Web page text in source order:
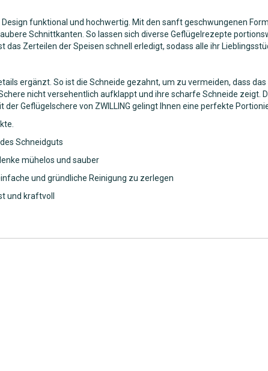
Design funktional und hochwertig. Mit den sanft geschwungenen
Schnittkanten. So lassen sich diverse Geflügelrezepte
Zerteilen der Speisen schnell erledigt, sodass alle ihr
ergänzt. So ist die Schneide gezahnt, um zu vermeiden, dass
nicht versehentlich aufklappt und ihre scharfe Schneide zeigt.
Geflügelschere von ZWILLING gelingt Ihnen eine perfekte
Schneidguts
mühelos und sauber
und gründliche Reinigung zu zerlegen
und kraftvoll